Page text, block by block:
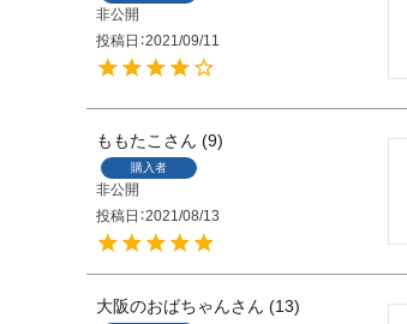
非公開
投稿日 2021/09/11
ももたこ 9
購入者
非公開
投稿日 2021/08/13
大阪のおばちゃん 13